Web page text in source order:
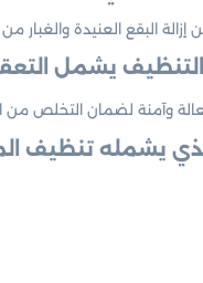
البقع العنيدة والغبار
يشمل
وآمنة لضمان التخلص من
يشمله تنظيف